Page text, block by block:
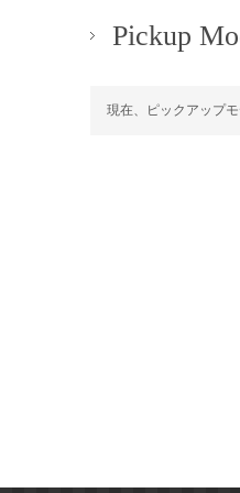
Pickup
現在、ピックアップモ